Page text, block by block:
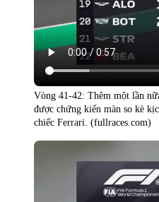
Vòng 41-42: Thêm một lần
được chứng kiến màn so kè
chiếc Ferrari. (fullraces.com)